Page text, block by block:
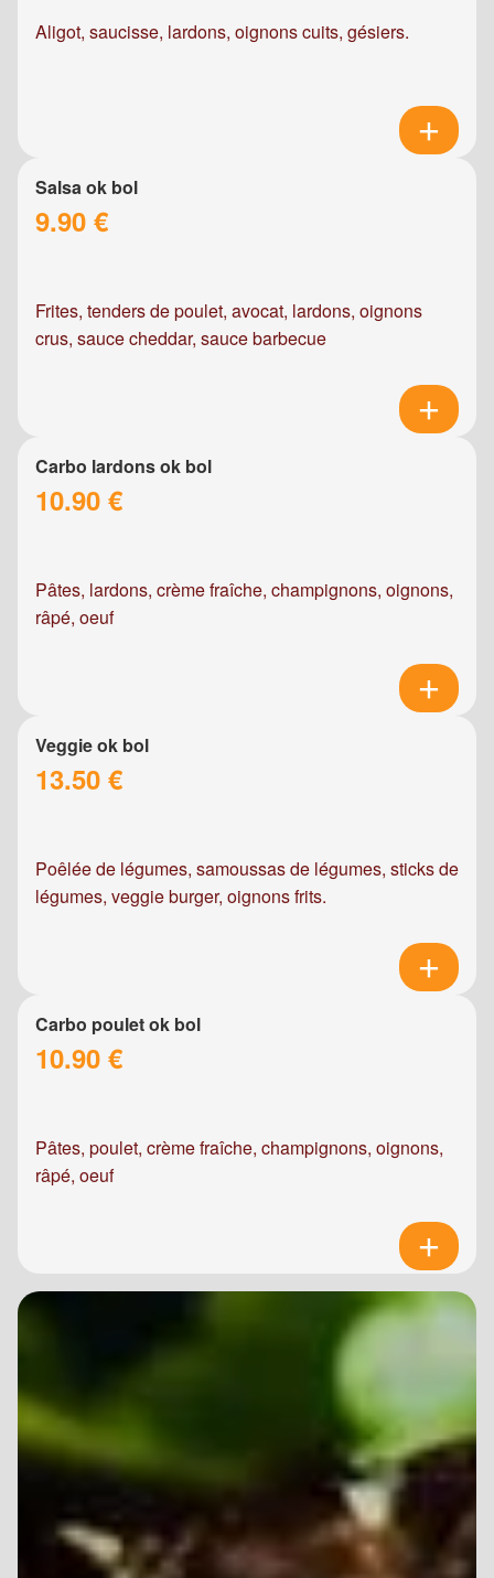
Aligot, saucisse, lardons, oignons cuits, gésiers.
Salsa ok bol
9.90 €
Frites, tenders de poulet, avocat, lardons, oignons
crus, sauce cheddar, sauce barbecue
Carbo lardons ok bol
10.90 €
Pâtes, lardons, crème fraîche, champignons, oignons,
râpé, oeuf
Veggie ok bol
13.50 €
Poêlée de légumes, samoussas de légumes, sticks de
légumes, veggie burger, oignons frits.
Carbo poulet ok bol
10.90 €
Pâtes, poulet, crème fraîche, champignons, oignons,
râpé, oeuf